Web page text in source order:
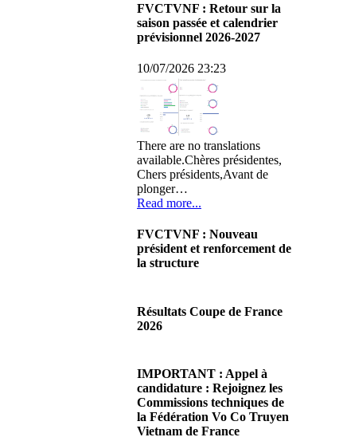
FVCTVNF : Retour sur la
saison passée et calendrier
prévisionnel 2026-2027
10/07/2026 23:23
There are no translations
available.Chères présidentes,
Chers présidents,Avant de
plonger…
Read more...
FVCTVNF : Nouveau
président et renforcement de
la structure
There are no translations
available.Chères Présidentes,
Read more...
Résultats Coupe de France
2026
There are no translations
available.Cliquez sur ce lien
pour accéder aux résultats
Read more...
IMPORTANT : Appel à
candidature : Rejoignez les
Commissions techniques de
la Fédération Vo Co Truyen
Vietnam de France